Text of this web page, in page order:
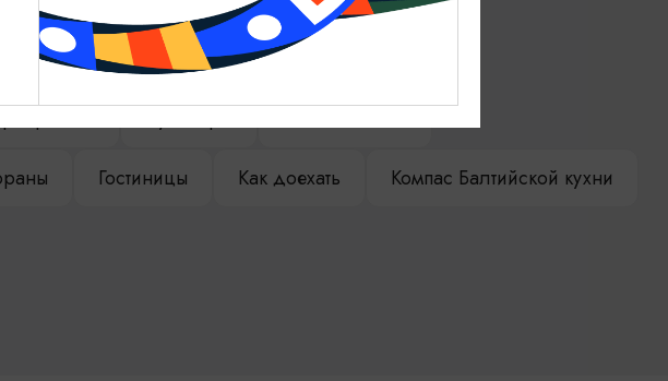
Гостиницы Как доехать Компас Балтийской кухни